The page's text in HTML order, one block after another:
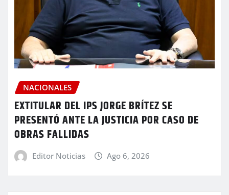
NACIONALES
EXTITULAR DEL IPS JORGE BRÍTEZ SE
PRESENTÓ ANTE LA JUSTICIA POR CASO DE
OBRAS FALLIDAS
Editor Noticias Ago 6, 2026